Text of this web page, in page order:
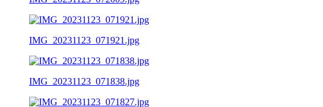
IMG_20231123_071921.jpg
IMG_20231123_071838.jpg